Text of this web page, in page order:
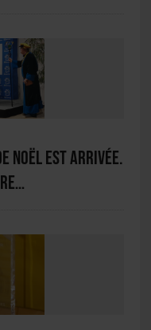
Noël est arrivée.